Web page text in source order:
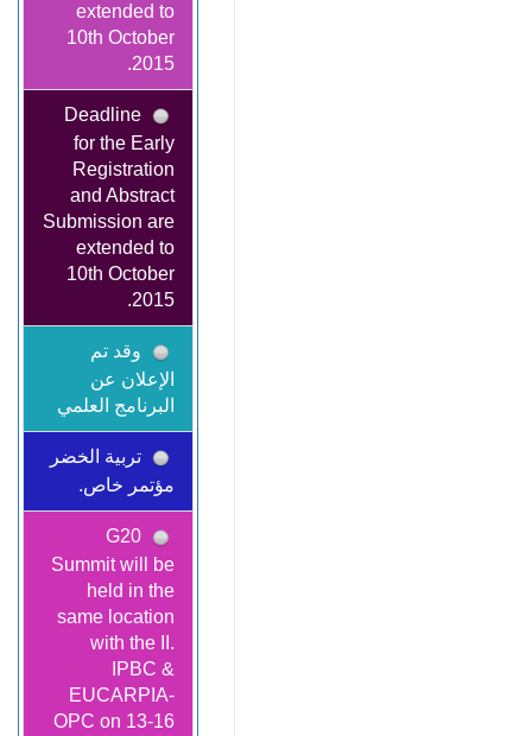
extended to
10th October
2015.
Deadline
for the Early
Registration
and Abstract
Submission are
extended to
10th October
2015.
وقد تم
الإعلان عن
البرنامج العلمي
تربية الخضر
مؤتمر خاص.
G20
Summit will be
held in the
same location
with the II.
IPBC &
EUCARPIA-
OPC on 13-16